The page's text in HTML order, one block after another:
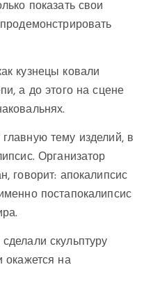
показать свои
кузнецы ковали
а до этого на сцене
тему изделий, в
Организатор
говорит: апокалипсис
постапокалипсис
скульптуру
окажется на